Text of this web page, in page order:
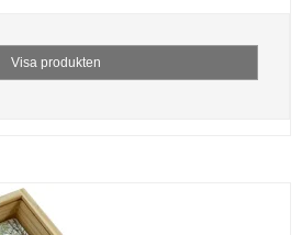
Visa produkten